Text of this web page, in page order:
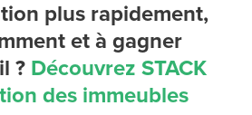
plus rapidement,
et à gagner
? Découvrez STACK
des immeubles